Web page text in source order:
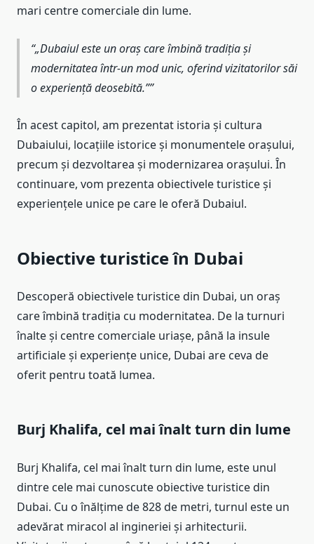
mari centre comerciale din lume.
„Dubaiul este un oraș care îmbină tradiția și
modernitatea într-un mod unic, oferind vizitatorilor săi
o experiență deosebită.”
În acest capitol, am prezentat istoria și cultura
Dubaiului, locațiile istorice și monumentele orașului,
precum și dezvoltarea și modernizarea orașului. În
continuare, vom prezenta obiectivele turistice și
experiențele unice pe care le oferă Dubaiul.
Obiective turistice în Dubai
Descoperă obiectivele turistice din Dubai, un oraș
care îmbină tradiția cu modernitatea. De la turnuri
înalte și centre comerciale uriașe, până la insule
artificiale și experiențe unice, Dubai are ceva de
oferit pentru toată lumea.
Burj Khalifa, cel mai înalt turn din lume
Burj Khalifa, cel mai înalt turn din lume, este unul
dintre cele mai cunoscute obiective turistice din
Dubai. Cu o înălțime de 828 de metri, turnul este un
adevărat miracol al ingineriei și arhitecturii.